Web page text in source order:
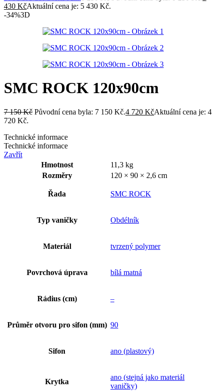
430 KčAktuální cena je: 5 430 Kč.
-34%3D
SMC ROCK 120x90cm
7 150Kč Původní cena byla: 7 150 Kč.4 720 KčAktuální cena je: 4
720 Kč.
Technické informace
Technické informace
Zavřít
Hmotnost
11,3 kg
Rozměry
120 × 90 × 2,6 cm
Řada SMC ROCK
Typ vaničky Obdélník
Materiál tvrzený polymer
Povrchová úprava bílá matná
Rádius (cm) –
Průměr otvoru pro sifon (mm) 90
Sifon ano (plastový)
Krytka
ano (stejná jako materiál
vaničky)